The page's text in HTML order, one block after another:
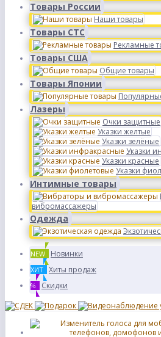
Товары России
Наши товары
Товары СТС
Рекламные
Товары США
Общие товары
Товары Японии
Лазеры
Очки защитные
Указки желтые
Указки зелёные
Указки
Указки красные
Указки
Интимные товары
вибромассажеры
Одежда
NEW Новинки
ХИТ Хиты продаж
% Скидки